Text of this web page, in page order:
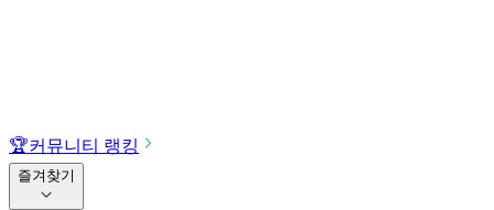
🏆커뮤니티 랭킹
즐겨찾기